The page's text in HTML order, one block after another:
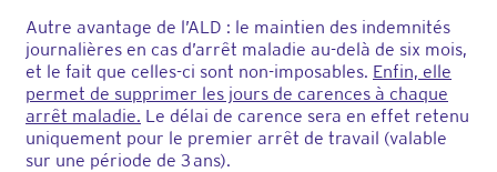
Autre avantage de l’ALD : le maintien des indemnités
journalières en cas d’arrêt maladie au-delà de six mois,
et le fait que celles-ci sont non-imposables. Enfin, elle
permet de supprimer les jours de carences à chaque
arrêt maladie. Le délai de carence sera en effet retenu
uniquement pour le premier arrêt de travail (valable
sur une période de 3 ans).